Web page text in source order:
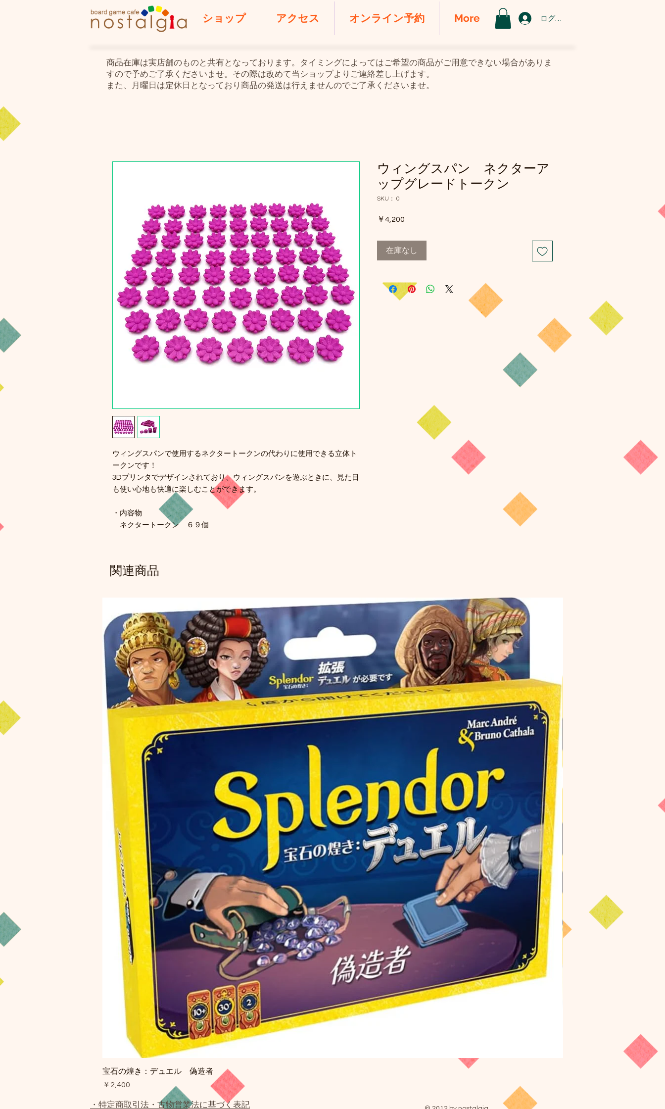
ショップ アクセス オンライン予約 More ログイン
​商品在庫は実店舗のものと共有となっております。タイミングによってはご希望の商品がご用意できない場合がありま
すので予めご了承くださいませ。その際は改めて当ショップよりご連絡差し上げます。
また、月曜日は定休日となっており商品の発送は行えませんのでご了承くださいませ。
ウィングスパンで使用するネクタートークンの代わりに使用できる立体ト
ークンです！
3Dプリンタでデザインされており、ウィングスパンを遊ぶときに、見た目
も使い心地も快適に楽しむことができます。
・内容物
ネクタートークン ６９個
ウィングスパン ネクターア
ップグレードトークン
SKU： 0
￥4,200
在庫なし
関連商品
宝石の煌き：デュエル 偽造者
価格
￥2,400
・特定商取引法・古物営業法に基づく表記